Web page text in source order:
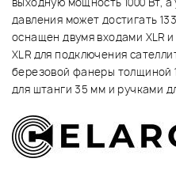
давления может достигать
оснащен двумя входами XLR
XLR для подключения
березовой фанеры толщиной
для штанги 35 мм и ручками